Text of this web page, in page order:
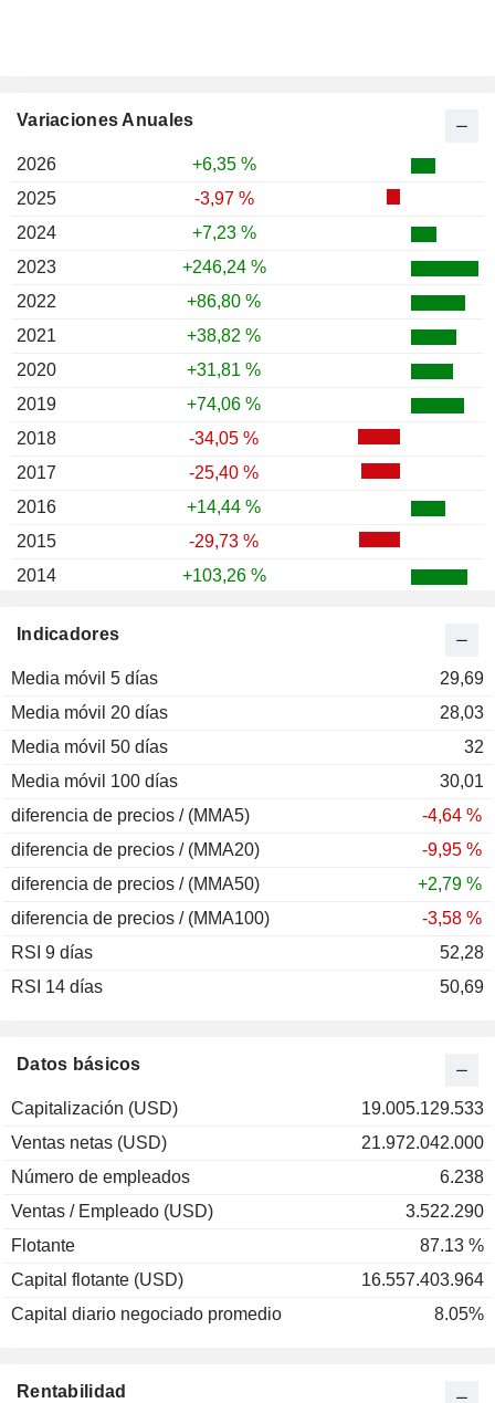
Rentabilidad
Datos básicos
Capitalización (USD)
19.005.129.533
Ventas netas (USD)
21.972.042.000
Número de empleados
6.238
Ventas / Empleado (USD)
3.522.290
Flotante
87.13 %
Capital flotante (USD)
16.557.403.964
Capital diario negociado promedio
8.05%
Indicadores
Media móvil 5 días
29,69
Media móvil 20 días
28,03
Media móvil 50 días
32
Media móvil 100 días
30,01
diferencia de precios / (MMA5)
-4,64 %
diferencia de precios / (MMA20)
-9,95 %
diferencia de precios / (MMA50)
+2,79 %
diferencia de precios / (MMA100)
-3,58 %
RSI 9 días
52,28
RSI 14 días
50,69
Variaciones Anuales
2026
+6,35 %
2025
-3,97 %
2024
+7,23 %
2023
+246,24 %
2022
+86,80 %
2021
+38,82 %
2020
+31,81 %
2019
+74,06 %
2018
-34,05 %
2017
-25,40 %
2016
+14,44 %
2015
-29,73 %
2014
+103,26 %
2012
2011
2010
2009
2008
2007
-12,44 %